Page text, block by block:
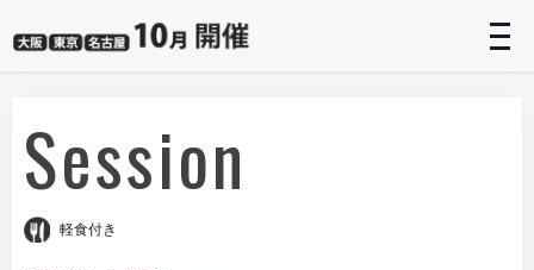
Session
軽食付き